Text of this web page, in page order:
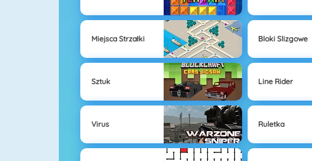
Miejsca Strzałki Bloki Slizgowe
Sztuk Line Rider
Virus Ruletka